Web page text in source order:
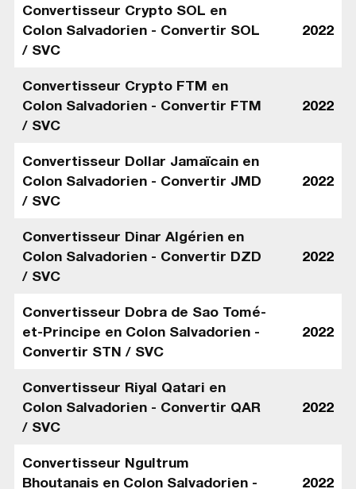
Convertisseur Crypto SOL en
Colon Salvadorien - Convertir SOL
/ SVC
2022
Convertisseur Crypto FTM en
Colon Salvadorien - Convertir FTM
/ SVC
2022
Convertisseur Dollar Jamaïcain en
Colon Salvadorien - Convertir JMD
/ SVC
2022
Convertisseur Dinar Algérien en
Colon Salvadorien - Convertir DZD
/ SVC
2022
Convertisseur Dobra de Sao Tomé-
et-Principe en Colon Salvadorien -
Convertir STN / SVC
2022
Convertisseur Riyal Qatari en
Colon Salvadorien - Convertir QAR
/ SVC
2022
Convertisseur Ngultrum
Bhoutanais en Colon Salvadorien -
2022